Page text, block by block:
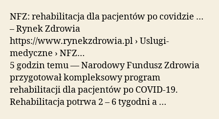
NFZ: rehabilitacja dla pacjentów po covidzie …
– Rynek Zdrowia
https://www.rynekzdrowia.pl › Uslugi-
medyczne › NFZ…
5 godzin temu — Narodowy Fundusz Zdrowia
przygotował kompleksowy program
rehabilitacji dla pacjentów po COVID-19.
Rehabilitacja potrwa 2 – 6 tygodni a …